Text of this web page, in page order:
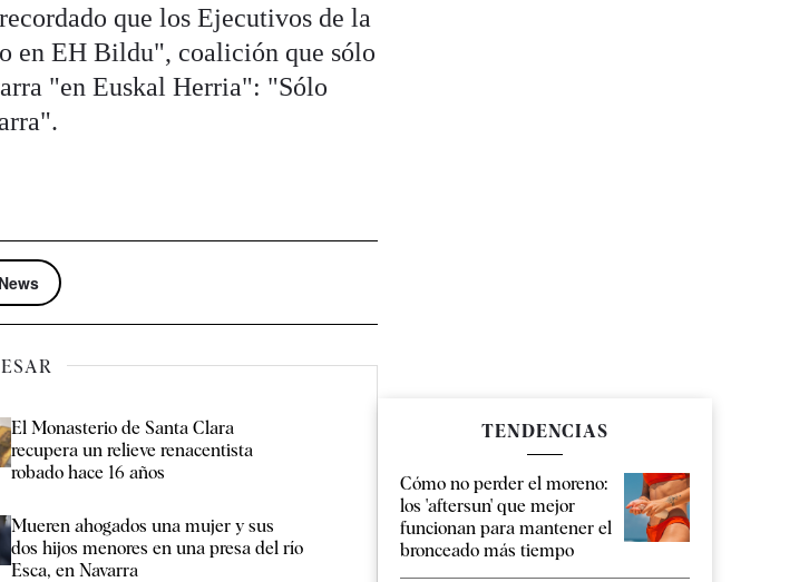
que los Ejecutivos de la
en EH Bildu", coalición que sólo
"en Euskal Herria": "Sólo
El Monasterio de Santa Clara
recupera un relieve renacentista
robado hace 16 años
Mueren ahogados una mujer y sus
dos hijos menores en una presa del río
Esca, en Navarra
TENDENCIAS
Cómo no perder el moreno:
los 'aftersun' que mejor
funcionan para mantener el
bronceado más tiempo